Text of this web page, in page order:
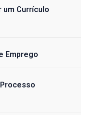
um Currículo
Emprego